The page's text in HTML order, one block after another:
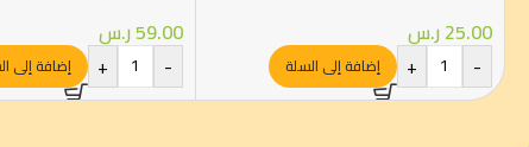
25.00ر.س
-
+ إضافة إلى السلة
59.00ر.س
-
+ إضافة إلى